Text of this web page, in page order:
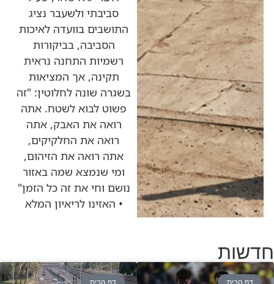
סביבתי ולשעבר נציג
התושבים בוועדה לאיכות
הסביבה, בביקורות
רשמיות התחנה נראית
תקינה, אך המציאות
בשגרה שונה לחלוטין: "זה
פשוט לבוא לשטח. אתה
רואה את האבק, אתה
רואה את החלקיקים,
אתה רואה את הזיהום,
ומי שנמצא שמה באזור
נושם וחי את זה כל הזמן"
• האזינו לריאיון המלא
חדשות
דף הבית דף הבית